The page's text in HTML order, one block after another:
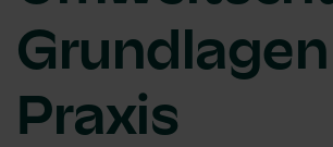
Praxis